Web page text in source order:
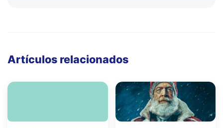
Artículos relacionados